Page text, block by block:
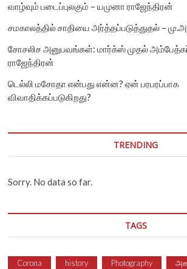
வாழ்வும் படைப்புலகும் – யமுனா ராஜேந்திரன்
சமகாலத்தில் சாதியை அர்த்தப்படுத்துதல் –
சோசலிச அனுபவங்கள்: மார்க்ஸ் முதல்
ராஜேந்திரன்
டெல்லி மசோதா என்பது என்ன? ஏன் பரபரப்பாக
விவாதிக்கப்படுகிறது?
TRENDING
Sorry. No data so far.
TAGS
Corona history Photography